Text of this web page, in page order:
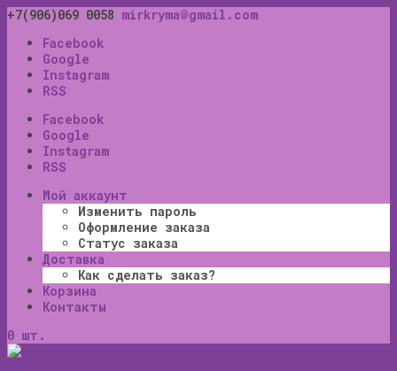
+7(906)069 0058 mirkryma@gmail.com
Facebook
Google
Instagram
RSS
Facebook
Google
Instagram
RSS
Мой аккаунт
Изменить пароль
Оформление заказа
Статус заказа
Доставка
Как сделать заказ?
Корзина
Контакты
0 шт.